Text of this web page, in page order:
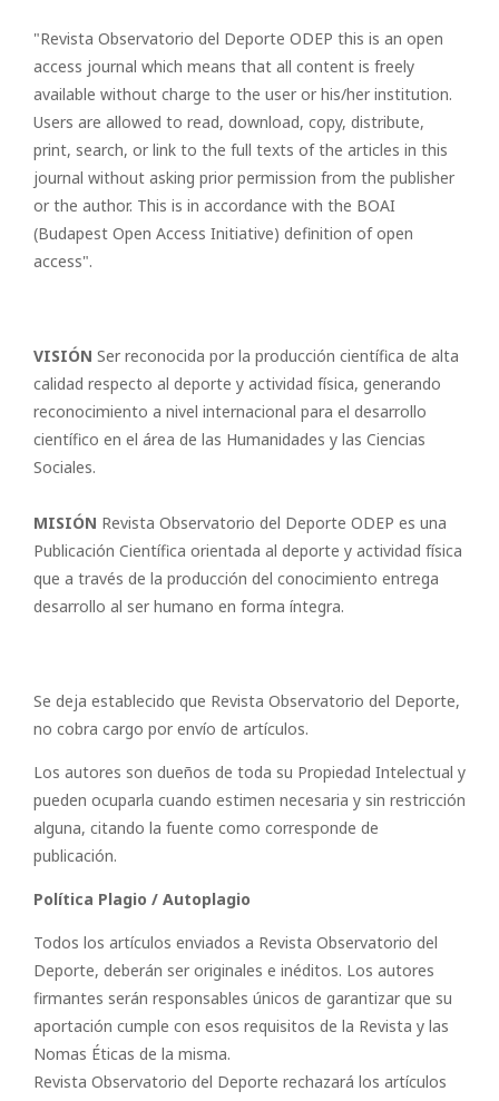
"Revista Observatorio del Deporte ODEP this is an open
access journal which means that all content is freely
available without charge to the user or his/her institution.
Users are allowed to read, download, copy, distribute,
print, search, or link to the full texts of the articles in this
journal without asking prior permission from the publisher
or the author. This is in accordance with the BOAI
(Budapest Open Access Initiative) definition of open
access".
VISIÓN Ser reconocida por la producción científica de alta
calidad respecto al deporte y actividad física, generando
reconocimiento a nivel internacional para el desarrollo
científico en el área de las Humanidades y las Ciencias
Sociales.
MISIÓN Revista Observatorio del Deporte ODEP es una
Publicación Científica orientada al deporte y actividad física
que a través de la producción del conocimiento entrega
desarrollo al ser humano en forma íntegra.
Se deja establecido que Revista Observatorio del Deporte,
no cobra cargo por envío de artículos.
Los autores son dueños de toda su Propiedad Intelectual y
pueden ocuparla cuando estimen necesaria y sin restricción
alguna, citando la fuente como corresponde de
publicación.
Política Plagio / Autoplagio
Todos los artículos enviados a Revista Observatorio del
Deporte, deberán ser originales e inéditos. Los autores
firmantes serán responsables únicos de garantizar que su
aportación cumple con esos requisitos de la Revista y las
Nomas Éticas de la misma.
Revista Observatorio del Deporte rechazará los artículos